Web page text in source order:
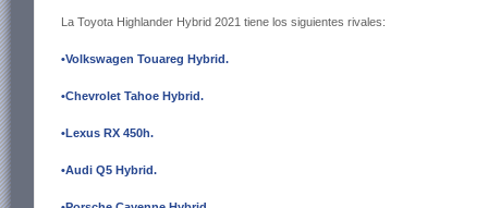
La Toyota Highlander Hybrid 2021 tiene los siguientes rivales:
•Volkswagen Touareg Hybrid.
•Chevrolet Tahoe Hybrid.
•Lexus RX 450h.
•Audi Q5 Hybrid.